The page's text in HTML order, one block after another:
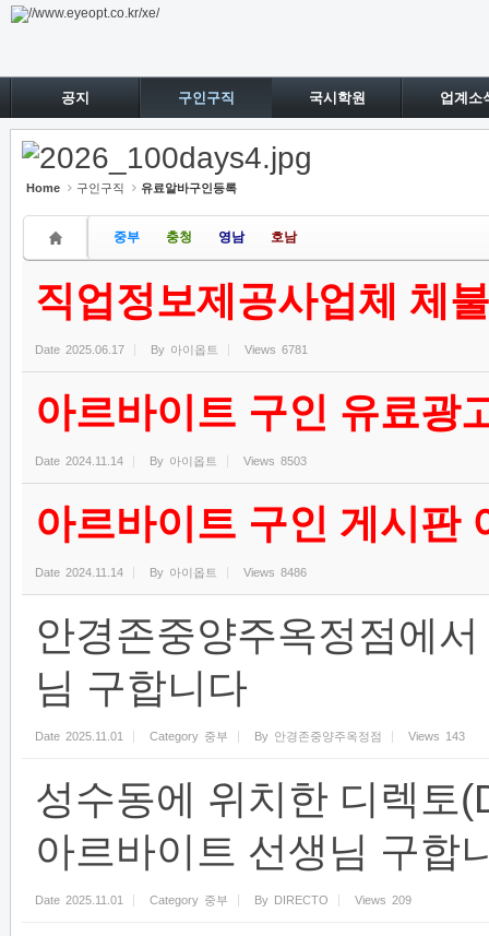
공지 구인구직 국시학원 업계소
Home 구인구직 유료알바구인등록
중부 충청 영남 호남
직업정보제공사업체 체
Date 2025.06.17 By 아이옵트 Views 6781
아르바이트 구인 유료광
Date 2024.11.14 By 아이옵트 Views 8503
아르바이트 구인 게시판
Date 2024.11.14 By 아이옵트 Views 8486
안경존중양주옥정점에
님 구합니다
Date 2025.11.01 Category 중부 By 안경존중양주옥정점 Views 143
성수동에 위치한 디렉토
아르바이트 선생님 구합
Date 2025.11.01 Category 중부 By DIRECTO Views 209